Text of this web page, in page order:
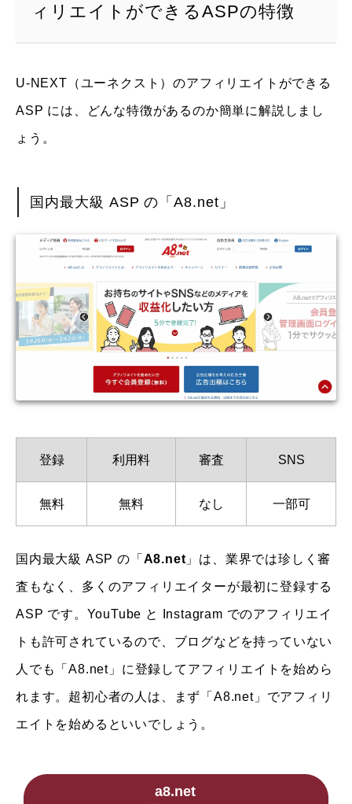
ィリエイトができるASPの特徴
U-NEXT（ユーネクスト）のアフィリエイトができる
ASP には、どんな特徴があるのか簡単に解説しまし
ょう。
国内最大級 ASP の「A8.net」
登録 利用料 審査 SNS
無料 無料 なし 一部可
国内最大級 ASP の「 A8.net 」は、業界では珍しく審
査もなく、多くのアフィリエイターが最初に登録する
ASP です。YouTube と Instagram でのアフィリエイ
トも許可されているので、ブログなどを持っていない
人でも「A8.net」に登録してアフィリエイトを始めら
れます。超初心者の人は、まず「A8.net」でアフィリ
エイトを始めるといいでしょう。
a8.net